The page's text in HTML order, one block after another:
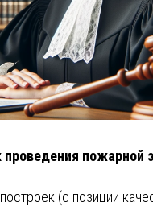
проведения пожарной
(с позиции